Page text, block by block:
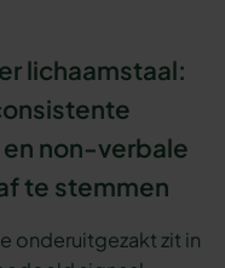
lichaamstaal:
non-verbale
te stemmen
onderuitgezakt zit in